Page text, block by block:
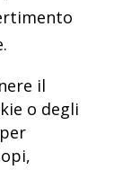
il
o degli